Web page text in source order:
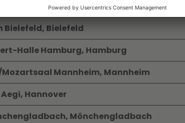
Schloss, Mainz
Bielefeld, Bielefeld
Halle Hamburg, Hamburg
Mozartsaal Mannheim, Mannheim
Aegi, Hannover
Mönchengladbach